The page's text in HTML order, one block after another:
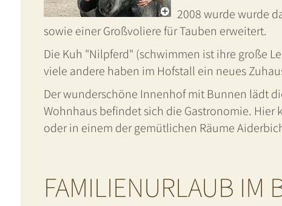
2008 wurde wurde
sowie einer Großvoliere für Tauben erweitert.
Die Kuh "Nilpferd" (schwimmen ist ihre große
viele andere haben im Hofstall ein neues
Der wunderschöne Innenhof mit Bunnen lädt
Wohnhaus befindet sich die Gastronomie.
oder in einem der gemütlichen Räume
FAMILIENURLAUB IM